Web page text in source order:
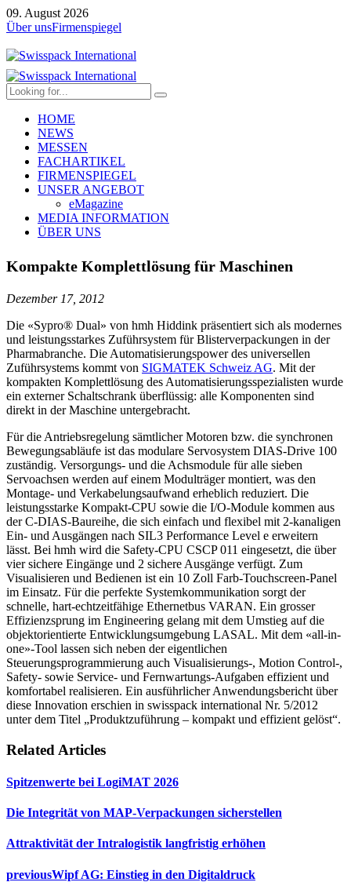
09. August 2026
Über unsFirmenspiegel
HOME
NEWS
MESSEN
FACHARTIKEL
FIRMENSPIEGEL
UNSER ANGEBOT
eMagazine
MEDIA INFORMATION
ÜBER UNS
Kompakte Komplettlösung für Maschinen
Dezember 17, 2012
Die «Sypro® Dual» von hmh Hiddink präsentiert sich als modernes
und leistungsstarkes Zuführsystem für Blisterverpackungen in der
Pharmabranche. Die Automatisierungspower des universellen
Zuführsystems kommt von SIGMATEK Schweiz AG. Mit der
kompakten Komplettlösung des Automatisierungsspezialisten wurde
ein externer Schaltschrank überflüssig: alle Komponenten sind
direkt in der Maschine untergebracht.
Für die Antriebsregelung sämtlicher Motoren bzw. die synchronen
Bewegungsabläufe ist das modulare Servosystem DIAS-Drive 100
zuständig. Versorgungs- und die Achsmodule für alle sieben
Servoachsen werden auf einem Modulträger montiert, was den
Montage- und Verkabelungsaufwand erheblich reduziert. Die
leistungsstarke Kompakt-CPU sowie die I/O-Module kommen aus
der C-DIAS-Baureihe, die sich einfach und flexibel mit 2-kanaligen
Ein- und Ausgängen nach SIL3 Performance Level e erweitern
lässt. Bei hmh wird die Safety-CPU CSCP 011 eingesetzt, die über
vier sichere Eingänge und 2 sichere Ausgänge verfügt. Zum
Visualisieren und Bedienen ist ein 10 Zoll Farb-Touchscreen-Panel
im Einsatz. Für die perfekte Systemkommunikation sorgt der
schnelle, hart-echtzeitfähige Ethernetbus VARAN. Ein grosser
Effizienzsprung im Engineering gelang mit dem Umstieg auf die
objektorientierte Entwicklungsumgebung LASAL. Mit dem «all-in-
one»-Tool lassen sich neben der eigentlichen
Steuerungsprogrammierung auch Visualisierungs-, Motion Control-,
Safety- sowie Service- und Fernwartungs-Aufgaben effizient und
komfortabel realisieren. Ein ausführlicher Anwendungsbericht über
diese Innovation erschien in swisspack international Nr. 5/2012
unter dem Titel „Produktzuführung – kompakt und effizient gelöst“.
Related Articles
Spitzenwerte bei LogiMAT 2026
Die Integrität von MAP-Verpackungen sicherstellen
Attraktivität der Intralogistik langfristig erhöhen
previousWipf AG: Einstieg in den Digitaldruck